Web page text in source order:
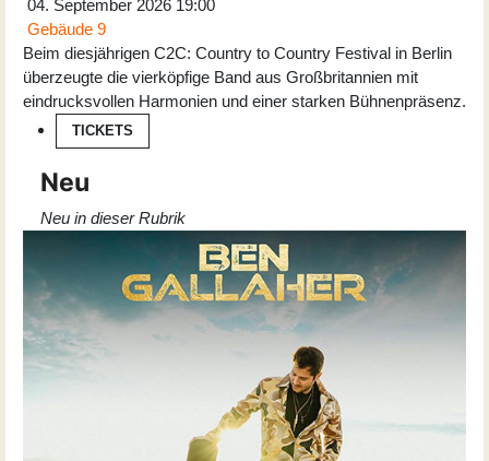
04. September 2026 19:00
Gebäude 9
Beim diesjährigen C2C: Country to Country Festival in Berlin
überzeugte die vierköpfige Band aus Großbritannien mit
eindrucksvollen Harmonien und einer starken Bühnenpräsenz.
TICKETS
Neu
Neu in dieser Rubrik